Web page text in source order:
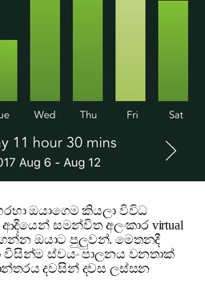
ඔයාගෙම කියලා විවිධ
සමන්විත අලංකාර virtual
ඔයාට පුලුවන්. ‍මෙතනදී
විසින්ම ස්වයං පාලනය වනතාක්
දවසින් දවස ලස්සන